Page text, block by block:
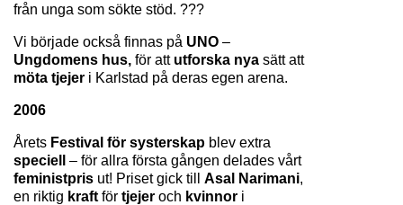
från unga som sökte stöd. ???
Vi började också finnas på UNO
Ungdomens hus, för att utforska nya
sätt att
möta tjejer i Karlstad på deras egen arena.
2006
Årets Festival för systerskap
speciell
– för allra första gången delades vårt
feministpris ut! Priset gick till Asal Narimani,
en riktig kraft för tjejer och kvinnor i